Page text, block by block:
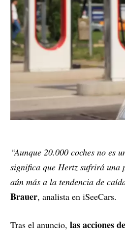
“Aunque 20.000 coches no es
significa que Hertz sufrirá una
aún más a la tendencia de
Brauer, analista en iSeeCars.
Tras el anuncio, las acciones